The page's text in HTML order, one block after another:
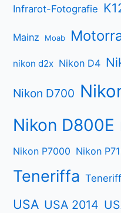
Infrarot-Fotografie
Mainz Moab
nikon d2x Nikon D4
Nikon D700
Nikon D800E
Nikon P7000 Nikon
Teneriffa
USA USA 2014